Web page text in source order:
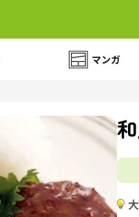
マンガ